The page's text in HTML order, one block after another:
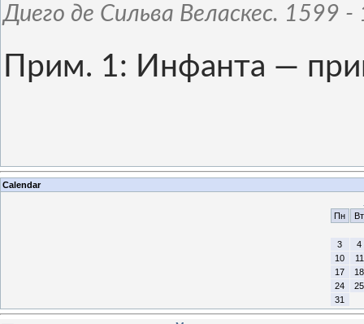
Диего де Сильва Веласкес. 1599 -
Прим. 1: Инфанта —
Calendar
Пн
Вт
3
4
10
11
17
18
24
25
31